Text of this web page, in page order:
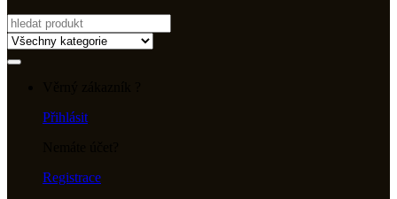
Search
for:
Přihlásit
Registrace